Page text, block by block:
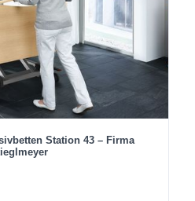
Station 43 – Firma